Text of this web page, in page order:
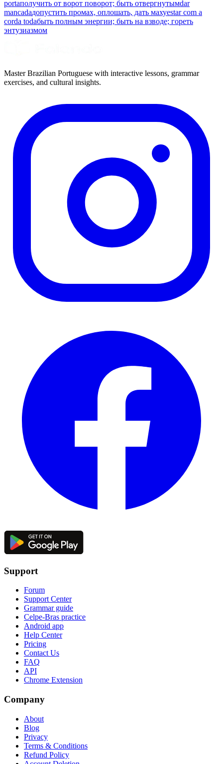
portaполучить от ворот поворот; быть отвергнутымdar
mancadaдопустить промах, оплошать, дать махуestar com a
corda todaбыть полным энергии; быть на взводе; гореть
энтузиазмом
Master Brazilian Portuguese with interactive lessons, grammar
exercises, and cultural insights.
Support
Forum
Support Center
Grammar guide
Celpe-Bras practice
Android app
Help Center
Pricing
Contact Us
FAQ
API
Chrome Extension
Company
About
Blog
Privacy
Terms & Conditions
Refund Policy